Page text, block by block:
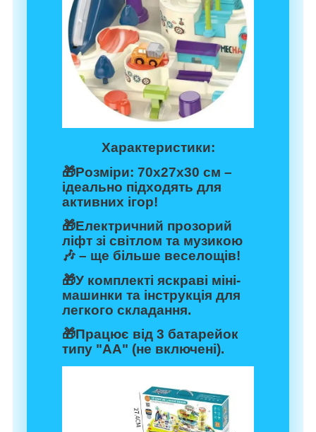
Характеристики:
🎁Розміри: 70х27х30 см –
ідеально підходять для
активних ігор!
🎁Електричний прозорий
ліфт зі світлом та музикою
🎶 – ще більше веселощів!
🎁У комплекті яскраві міні-
машинки та інструкція для
легкого складання.
🎁Працює від 3 батарейок
типу "АА" (не включені).